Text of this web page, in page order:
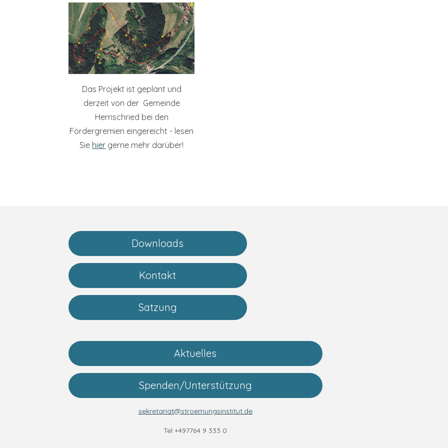
Das Projekt ist geplant und
derzeit von der Gemeinde
Herrischried bei den
Fördergremien eingereicht - lesen
Sie hier gerne mehr darüber!
Downloads
Kontakt
Satzung
Aktuelles
Spenden/Unterstützung
sekretariat@stroemungsinstitut.de
Tel +497764 9 333 0